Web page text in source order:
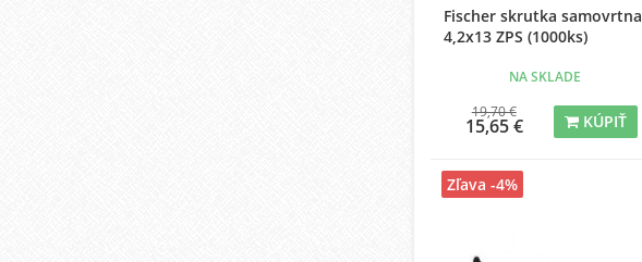
Fischer skrutka samovrtna
4,2x13 ZPS (1000ks)
NA SKLADE
19,70 €
15,65 € KÚPIŤ
Zľava -4%